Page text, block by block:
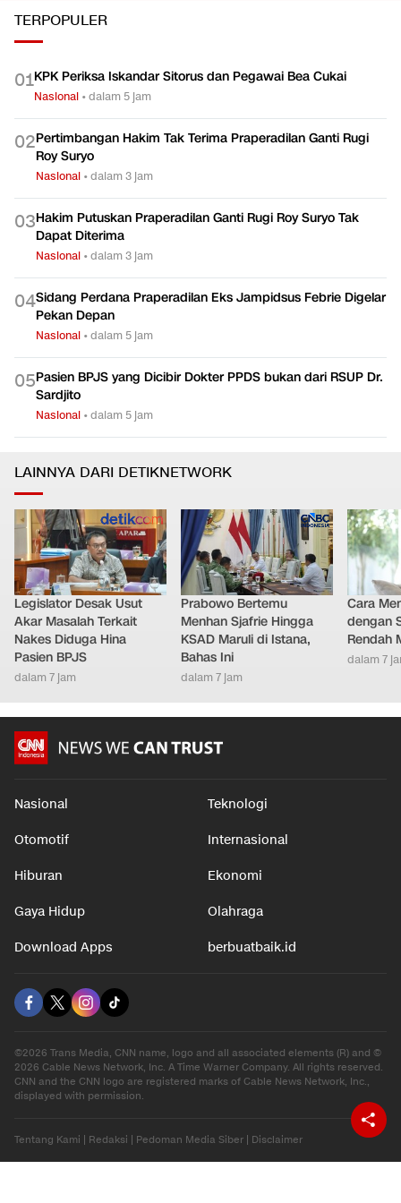
TERPOPULER
01KPK Periksa Iskandar Sitorus dan Pegawai Bea Cukai
Nasional •dalam 5 jam
02Pertimbangan Hakim Tak Terima Praperadilan Ganti Rugi
Roy Suryo
Nasional •dalam 3 jam
03Hakim Putuskan Praperadilan Ganti Rugi Roy Suryo Tak
Dapat Diterima
Nasional •dalam 3 jam
04Sidang Perdana Praperadilan Eks Jampidsus Febrie Digelar
Pekan Depan
Nasional •dalam 5 jam
05Pasien BPJS yang Dicibir Dokter PPDS bukan dari RSUP Dr.
Sardjito
Nasional •dalam 5 jam
LAINNYA DARI DETIKNETWORK
Legislator Desak Usut
Akar Masalah Terkait
Nakes Diduga Hina
Pasien BPJS
dalam 7 jam
Prabowo Bertemu
Menhan Sjafrie Hingga
KSAD Maruli di Istana,
Bahas Ini
dalam 7 jam
Cara
dengan
Rendah
dalam 7
Nasional Teknologi
Otomotif Internasional
Hiburan Ekonomi
Gaya Hidup Olahraga
Download Apps berbuatbaik.id
©2026 Trans Media, CNN name, logo and all associated elements (R) and ©
2026 Cable News Network, Inc. A Time Warner Company. All rights reserved.
CNN and the CNN logo are registered marks of Cable News Network, Inc.,
displayed with permission.
Tentang Kami | Redaksi | Pedoman Media Siber | Disclaimer